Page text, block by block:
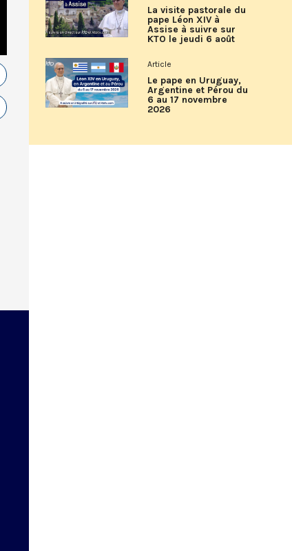
La visite pastorale du
pape Léon XIV à
Assise à suivre sur
KTO le jeudi 6 août
Article
Le pape en Uruguay,
Argentine et Pérou du
6 au 17 novembre
2026